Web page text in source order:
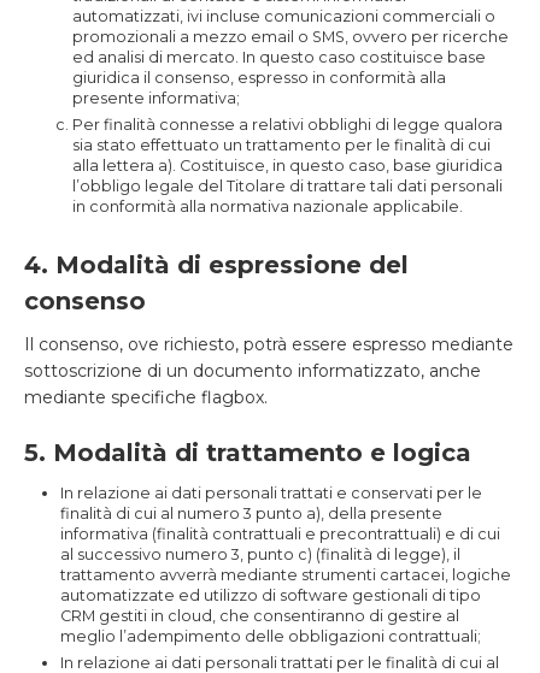
automatizzati, ivi incluse comunicazioni commerciali o
promozionali a mezzo email o SMS, ovvero per ricerche
ed analisi di mercato. In questo caso costituisce base
giuridica il consenso, espresso in conformità alla
presente informativa;
Per finalità connesse a relativi obblighi di legge qualora
sia stato effettuato un trattamento per le finalità di cui
alla lettera a). Costituisce, in questo caso, base giuridica
l’obbligo legale del Titolare di trattare tali dati personali
in conformità alla normativa nazionale applicabile.
4. Modalità di espressione del
consenso
Il consenso, ove richiesto, potrà essere espresso mediante
sottoscrizione di un documento informatizzato, anche
mediante specifiche flagbox.
5. Modalità di trattamento e logica
In relazione ai dati personali trattati e conservati per le
finalità di cui al numero 3 punto a), della presente
informativa (finalità contrattuali e precontrattuali) e di cui
al successivo numero 3, punto c) (finalità di legge), il
trattamento avverrà mediante strumenti cartacei, logiche
automatizzate ed utilizzo di software gestionali di tipo
CRM gestiti in cloud, che consentiranno di gestire al
meglio l’adempimento delle obbligazioni contrattuali;
In relazione ai dati personali trattati per le finalità di cui al